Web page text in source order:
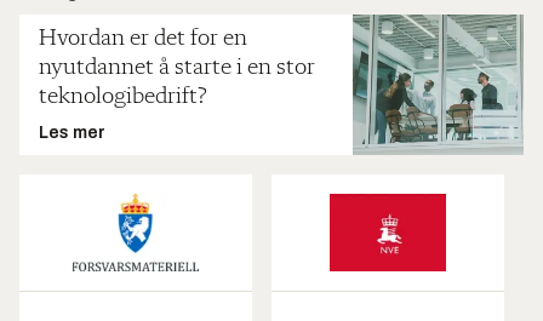
Hvordan er det for en
nyutdannet å starte i en stor
teknologibedrift?
Les mer